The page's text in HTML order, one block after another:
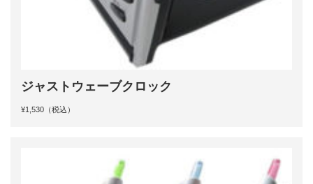
ジャストウェーブクロック
¥1,530（税込）